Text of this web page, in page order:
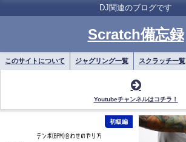
DJ関連のブログです
Scratch備忘録
このサイトについて ジャグリング一覧 スクラッチ一覧
Youtubeチャンネルはコチラ！
初級編